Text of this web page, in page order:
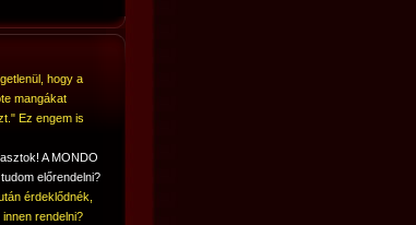
hogy a
mangákat
Ez engem is
A MONDO
előrendelni?
érdeklődnék,
rendelni?